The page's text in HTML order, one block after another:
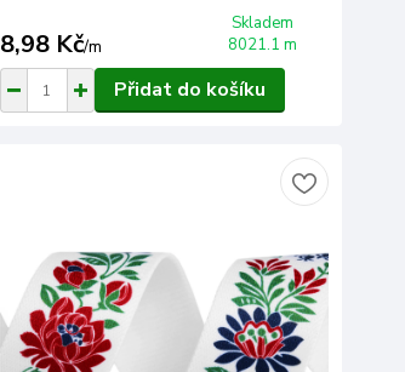
8,98 Kč/m
Skladem
8021.1 m
Přidat do košíku